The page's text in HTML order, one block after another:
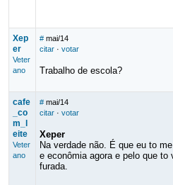
Xep
er
Veter
ano
# mai/14
citar· votar
Trabalho de escola?
cafe
_co
m_l
eite
Veter
ano
# mai/14
citar· votar
Xeper
Na verdade não. É que eu to
e econômia agora e pelo que to
furada.